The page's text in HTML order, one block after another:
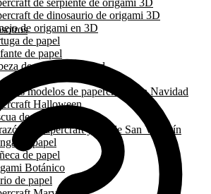
de serpiente de origami 3D
de dinosaurio de origami 3D
de origami en 3D
de papel
de papel
de animal de pared
modelos de papercraft para Navidad
Halloween
de papel
de papercraft y día de San Valentín
de papel
de papel
Botánico
de papel